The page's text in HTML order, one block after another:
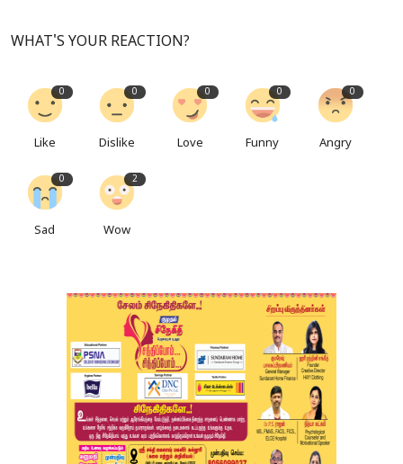
WHAT'S YOUR REACTION?
0
Like
0
Dislike
0
Love
0
Funny
0
Angry
0
Sad
2
Wow